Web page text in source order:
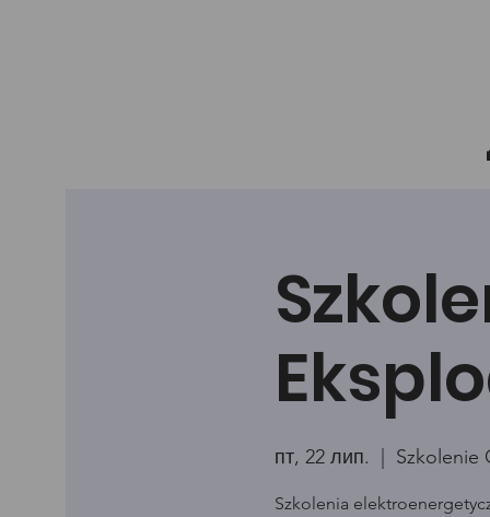
пт, 22 лип.
  |
Szkolenie
Szkolenia